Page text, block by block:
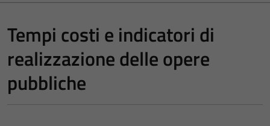
Tempi costi e indicatori di
realizzazione delle opere
pubbliche